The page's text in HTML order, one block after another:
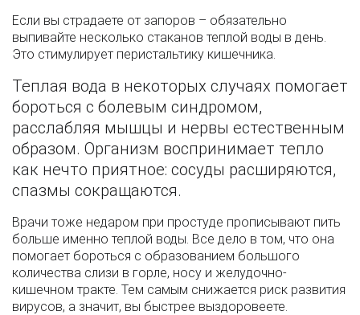
Если вы страдаете от запоров – обязательно
выпивайте несколько стаканов теплой воды в день.
Это стимулирует перистальтику кишечника.
Теплая вода в некоторых случаях помогает
бороться с болевым синдромом,
расслабляя мышцы и нервы естественным
образом. Организм воспринимает тепло
как нечто приятное: сосуды расширяются,
спазмы сокращаются.
Врачи тоже недаром при простуде прописывают пить
больше именно теплой воды. Все дело в том, что она
помогает бороться с образованием большого
количества слизи в горле, носу и желудочно-
кишечном тракте. Тем самым снижается риск развития
вирусов, а значит, вы быстрее выздоровеете.